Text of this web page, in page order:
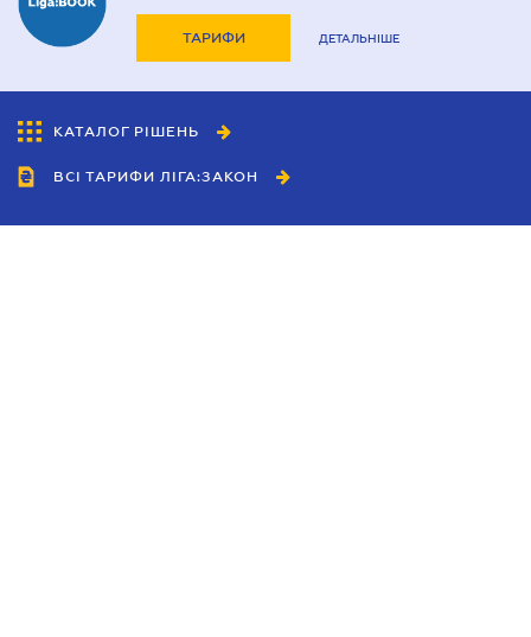
ТАРИФИ ДЕТАЛЬНІШЕ
КАТАЛОГ РІШЕНЬ
ВСІ ТАРИФИ ЛІГА:ЗАКОН